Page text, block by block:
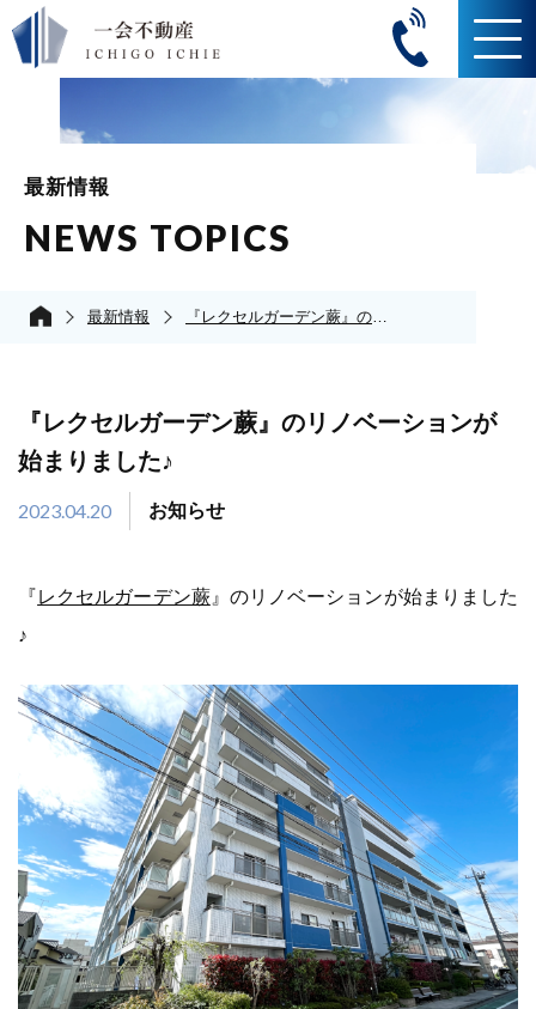
最新情報
NEWS TOPICS
最新情報 『レクセルガーデン蕨』のリノベーションが始まりました♪
『レクセルガーデン蕨』のリノベーションが
始まりました♪
2023.04.20 お知らせ
『レクセルガーデン蕨』のリノベーションが始まりました
♪